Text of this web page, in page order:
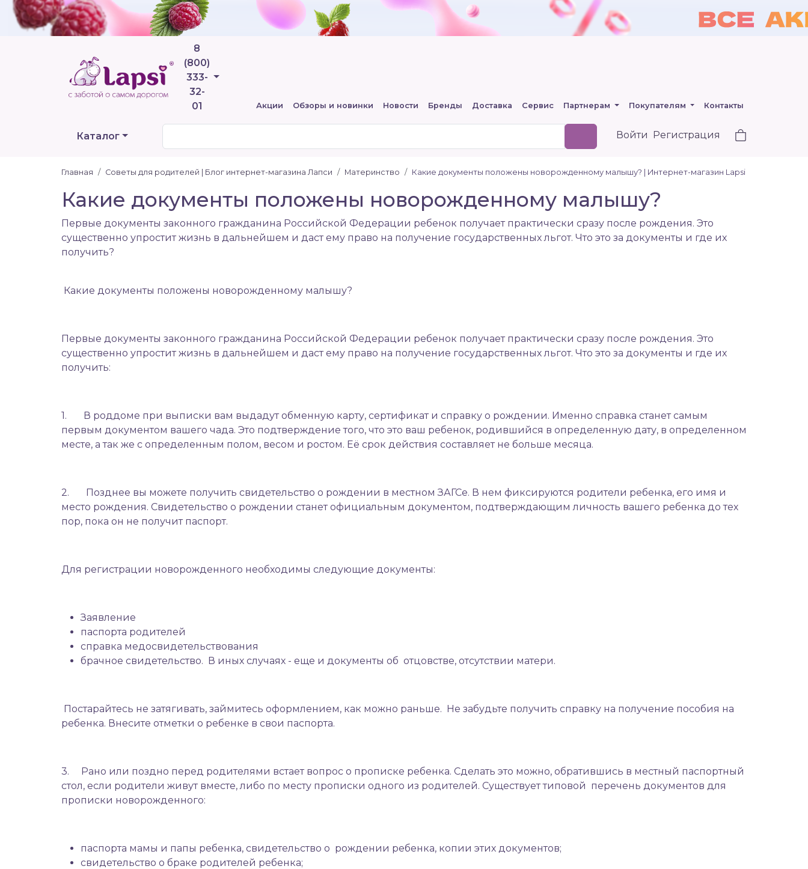
8
(800)
333-
32-
01
Телефоны
Акции Обзоры и новинки Новости Бренды Доставка Сервис Партнерам Покупателям Контакты
Каталог Войти Регистрация
Главная Советы для родителей | Блог интернет-магазина Лапси Материнство Какие документы положены новорожденному малышу? | Интернет-магазин Lapsi
Какие документы положены новорожденному малышу?
Первые документы законного гражданина Российской Федерации ребенок получает практически сразу после рождения. Это
существенно упростит жизнь в дальнейшем и даст ему право на получение государственных льгот. Что это за документы и где их
получить?
Какие документы положены новорожденному малышу?
Первые документы законного гражданина Российской Федерации ребенок получает практически сразу после рождения. Это
существенно упростит жизнь в дальнейшем и даст ему право на получение государственных льгот. Что это за документы и где их
получить:
1. В роддоме при выписки вам выдадут обменную карту, сертификат и справку о рождении. Именно справка станет самым
первым документом вашего чада. Это подтверждение того, что это ваш ребенок, родившийся в определенную дату, в определенном
месте, а так же с определенным полом, весом и ростом. Её срок действия составляет не больше месяца.
2. Позднее вы можете получить свидетельство о рождении в местном ЗАГСе. В нем фиксируются родители ребенка, его имя и
место рождения. Свидетельство о рождении станет официальным документом, подтверждающим личность вашего ребенка до тех
пор, пока он не получит паспорт.
Для регистрации новорожденного необходимы следующие документы:
Заявление
паспорта родителей
справка медосвидетельствования
брачное свидетельство. В иных случаях - еще и документы об отцовстве, отсутствии матери.
Постарайтесь не затягивать, займитесь оформлением, как можно раньше. Не забудьте получить справку на получение пособия на
ребенка. Внесите отметки о ребенке в свои паспорта.
3. Рано или поздно перед родителями встает вопрос о прописке ребенка. Сделать это можно, обратившись в местный паспортный
стол, если родители живут вместе, либо по месту прописки одного из родителей. Существует типовой перечень документов для
прописки новорожденного:
паспорта мамы и папы ребенка, свидетельство о рождении ребенка, копии этих документов;
свидетельство о браке родителей ребенка;